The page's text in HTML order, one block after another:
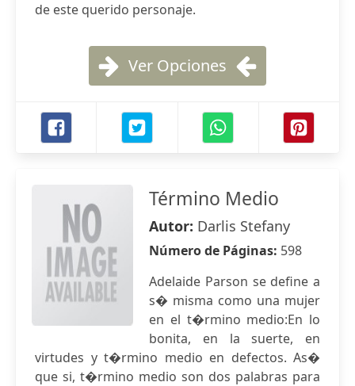
de este querido personaje.
Ver Opciones
Término Medio
Autor: Darlis Stefany
Número de Páginas: 598
Adelaide Parson se define a
s� misma como una mujer
en el t�rmino medio:En lo
bonita, en la suerte, en
virtudes y t�rmino medio en defectos. As�
que si, t�rmino medio son dos palabras para